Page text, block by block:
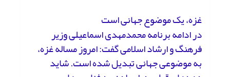
غزه، یک موضوع جهانی است
در ادامه برنامه محمدمهدی اسماعیلی وزیر
فرهنگ و ارشاد اسلامی گفت: امروز مساله غزه،
به موضوعی جهانی تبدیل شده است. شاید